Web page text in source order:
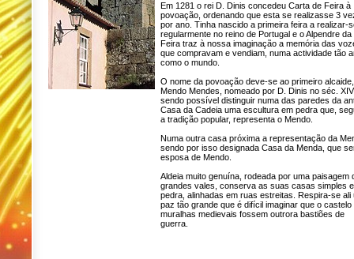
Em 1281 o rei D. Dinis concedeu Carta de Feira à
povoação, ordenando que esta se realizasse 3
por ano. Tinha nascido a primeira feira a realizar-
regularmente no reino de Portugal e o Alpendre da
Feira traz à nossa imaginação a memória das
que compravam e vendiam, numa actividade tão
como o mundo.
O nome da povoação deve-se ao primeiro
Mendo Mendes, nomeado por D. Dinis no séc.
sendo possível distinguir numa das paredes da
Casa da Cadeia uma escultura em pedra que,
a tradição popular, representa o Mendo.
Numa outra casa próxima a representação da
sendo por isso designada Casa da Menda, que
esposa de Mendo.
Aldeia muito genuína, rodeada por uma paisagem
grandes vales, conserva as suas casas simples
pedra, alinhadas em ruas estreitas. Respira-se ali
paz tão grande que é difícil imaginar que o castelo
muralhas medievais fossem outrora bastiões de
guerra.